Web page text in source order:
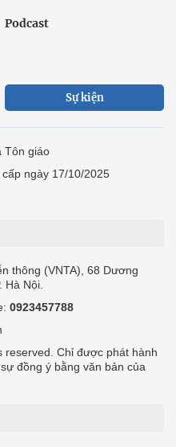
Podcast
Sự kiện
Tôn giáo
ngày 17/10/2025
thông (VNTA), 68 Dương
Nội.
0923457788
reserved. Chỉ được phát hành
đồng ý bằng văn bản của